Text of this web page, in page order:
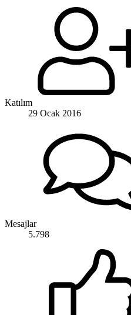
Katılım
29 Ocak 2016
Mesajlar
5.798